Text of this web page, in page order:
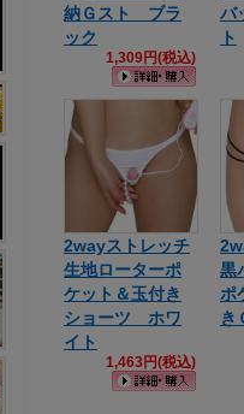
納Ｇスト ブラ
ック
1,309円(税込)
バ
ト
2wayストレッチ
生地ローターポ
ケット＆玉付き
ショーツ ホワ
イト
1,463円(税込)
黒
ポ
き